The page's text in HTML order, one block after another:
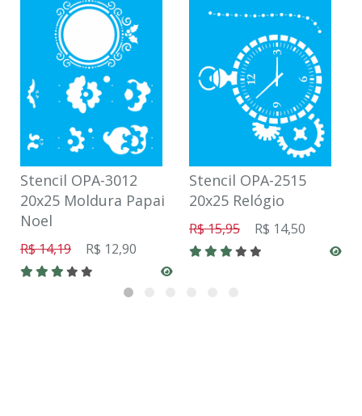
Stencil OPA-3012
20x25 Moldura Papai
Noel
R$ 14,19 R$ 12,90
Stencil OPA-2515
20x25 Relógio
R$ 15,95 R$ 14,50